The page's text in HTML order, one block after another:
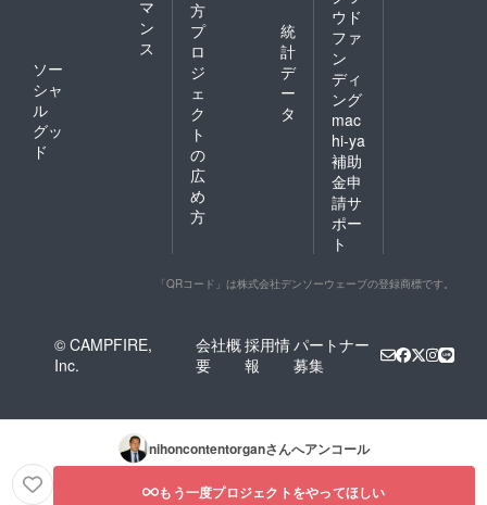
マ
ン
ス
ソー
シャ
ル
グッ
ド
方
プ
ロ
ジ
ェ
ク
ト
の
広
め
方
統
計
デ
ー
タ
ウド
ファ
ン
ディ
ング
mac
hi-ya
補助
金申
請サ
ポー
ト
「QRコード」は株式会社デンソーウェーブの登録商標です。
© CAMPFIRE,
Inc.
会社概
要
採用情
報
パートナー
募集
nihoncontentorganさんへアンコール
もう一度プロジェクトをやってほしい